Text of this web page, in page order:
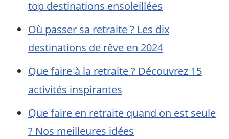
top destinations ensoleillées
Où passer sa retraite ? Les dix
destinations de rêve en 2024
Que faire à la retraite ? Découvrez 15
activités inspirantes
Que faire en retraite quand on est seule
? Nos meilleures idées